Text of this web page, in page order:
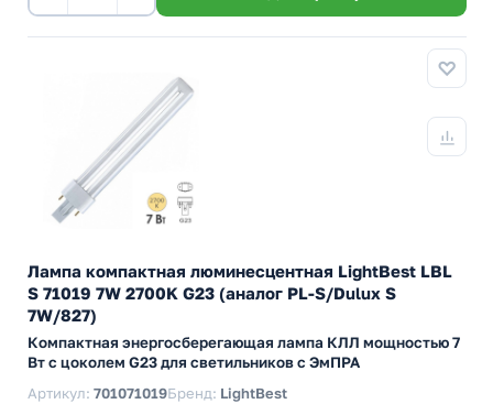
Лампа компактная люминесцентная LightBest LBL
S 71019 7W 2700K G23 (аналог PL-S/Dulux S
7W/827)
Компактная энергосберегающая лампа КЛЛ мощностью 7
Вт с цоколем G23 для светильников с ЭмПРА
Артикул: 701071019Бренд: LightBest